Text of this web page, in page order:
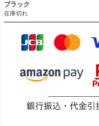
ブラック
在庫切れ